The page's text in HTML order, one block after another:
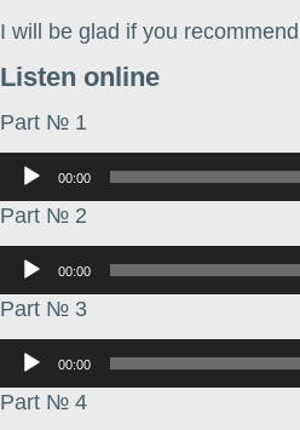
I will be glad if you
Listen online
Part № 1
Аудиоплеер
00:00
Part № 2
Аудиоплеер
00:00
Part № 3
Аудиоплеер
00:00
Part № 4